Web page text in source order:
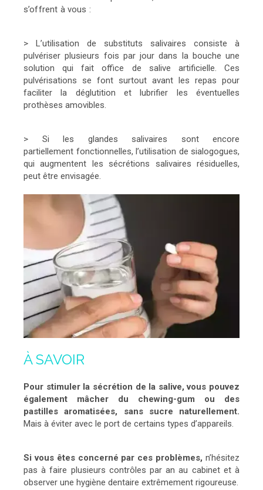
s’offrent à vous :
> L’utilisation de substituts salivaires consiste à
pulvériser plusieurs fois par jour dans la bouche une
solution qui fait office de salive artificielle. Ces
pulvérisations se font surtout avant les repas pour
faciliter la déglutition et lubrifier les éventuelles
prothèses amovibles.
> Si les glandes salivaires sont encore
partiellement fonctionnelles, l’utilisation de sialogogues,
qui augmentent les sécrétions salivaires résiduelles,
peut être envisagée.
À SAVOIR
Pour stimuler la sécrétion de la salive, vous pouvez
également mâcher du chewing-gum ou des
pastilles aromatisées, sans sucre naturellement.
Mais à éviter avec le port de certains types d’appareils.
Si vous êtes concerné par ces problèmes, n’hésitez
pas à faire plusieurs contrôles par an au cabinet et à
observer une hygiène dentaire extrêmement rigoureuse.